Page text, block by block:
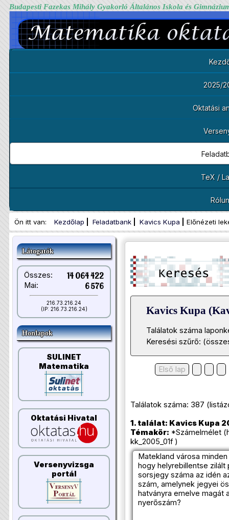
Budapesti Fazekas Mihály Gyakorló Általános Iskola és
2025/
Oktatási
TeX /
Ön itt van: Kezdőlap Feladatbank Kavics Kupa Előnézeti
Látogatók
Összes: 14 064 422
Mai: 6 576
216.73.216.24
(IP: 216.73.216.24)
Honlapok
SULINET
Matematika
Oktatási Hivatal
Versenyvizsga
portál
Kavics Kupa
Találatok száma
Keresési szűrő:
Első lap
Találatok száma: 387
1. találat: Kavics Kupa
Témakör: *Számelmélet
kk_2005_01f )
Matekland városa
hogy helyrebillentse zilált
sorsjegy száma az idén
szám, amelynek jegyei
hatványra emelve magát
nyerőszám?